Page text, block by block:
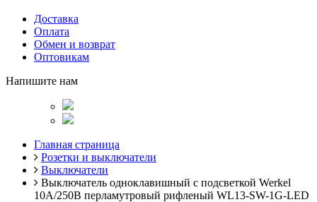
Доставка
Оплата
Обмен и возврат
Оптовикам
Напишите нам
Главная страница
Розетки и выключатели
Выключатели
Выключатель одноклавишный с подсветкой Werkel
10A/250В перламутровый рифленый WL13-SW-1G-LED